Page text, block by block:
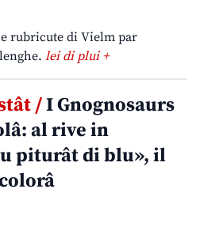
rubricute di Vielm par
lei di plui +
/I Gnognosaurs
al rive in
piturât di blu», il